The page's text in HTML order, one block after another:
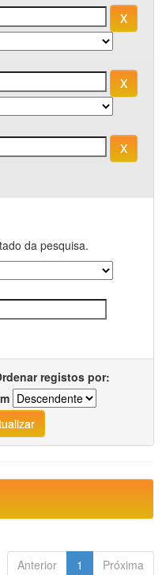
da pesquisa.
registos por:
Anterior 1 Próxima